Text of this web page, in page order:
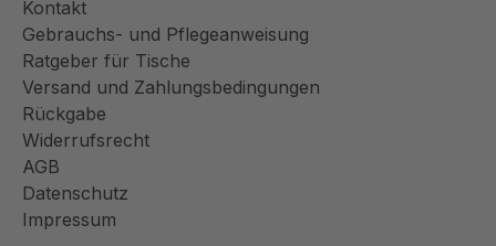
Kontakt
Gebrauchs- und Pflegeanweisung
Ratgeber für Tische
Versand und Zahlungsbedingungen
Rückgabe
Widerrufsrecht
AGB
Datenschutz
Impressum